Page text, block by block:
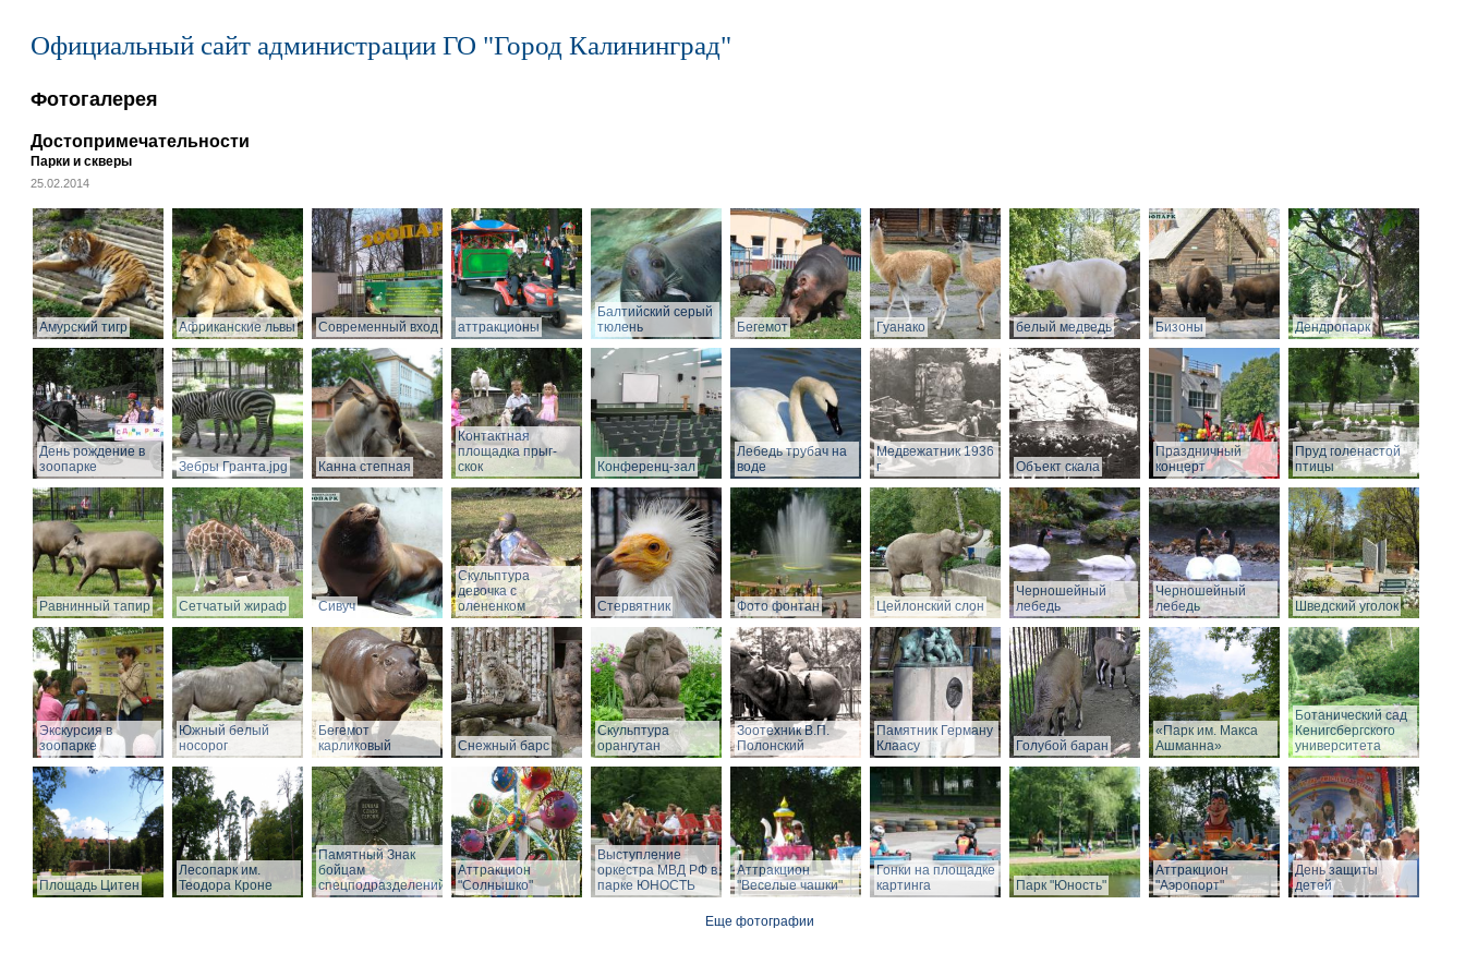
Официальный сайт администрации ГО "Город Калининград"
Фотогалерея
Достопримечательности
Парки и скверы
25.02.2014
Амурский тигр Африканские львы Современный вход аттракционы
Балтийский серый
тюлень
Бегемот Гуанако белый медведь Бизоны Дендропарк
День рождение в
зоопарке
Зебры Гранта.jpg Канна степная
Контактная
площадка прыг-
скок
Конференц-зал
Лебедь трубач на
воде
Медвежатник 1936
г
Объект скала
Праздничный
концерт
Пруд голенастой
птицы
Равнинный тапир Сетчатый жираф Сивуч
Скульптура
девочка с
олененком
Стервятник Фото фонтан Цейлонский слон
Черношейный
лебедь
Черношейный
лебедь
Шведский уголок
Экскурсия в
зоопарке
Южный белый
носорог
Бегемот
карликовый
Снежный барс
Скульптура
орангутан
Зоотехник В.П.
Полонский
Памятник Герману
Клаасу
Голубой баран
«Парк им. Макса
Ашманна»
Ботанический сад
Кенигсбергского
университета
Площадь Цитен
Лесопарк им.
Теодора Кроне
Памятный Знак
бойцам
спецподразделений
Аттракцион
"Солнышко"
Выступление
оркестра МВД РФ в
парке ЮНОСТЬ
Аттракцион
"Веселые чашки"
Гонки на площадке
картинга
Парк "Юность"
Аттракцион
"Аэропорт"
День защиты
детей
Еще фотографии